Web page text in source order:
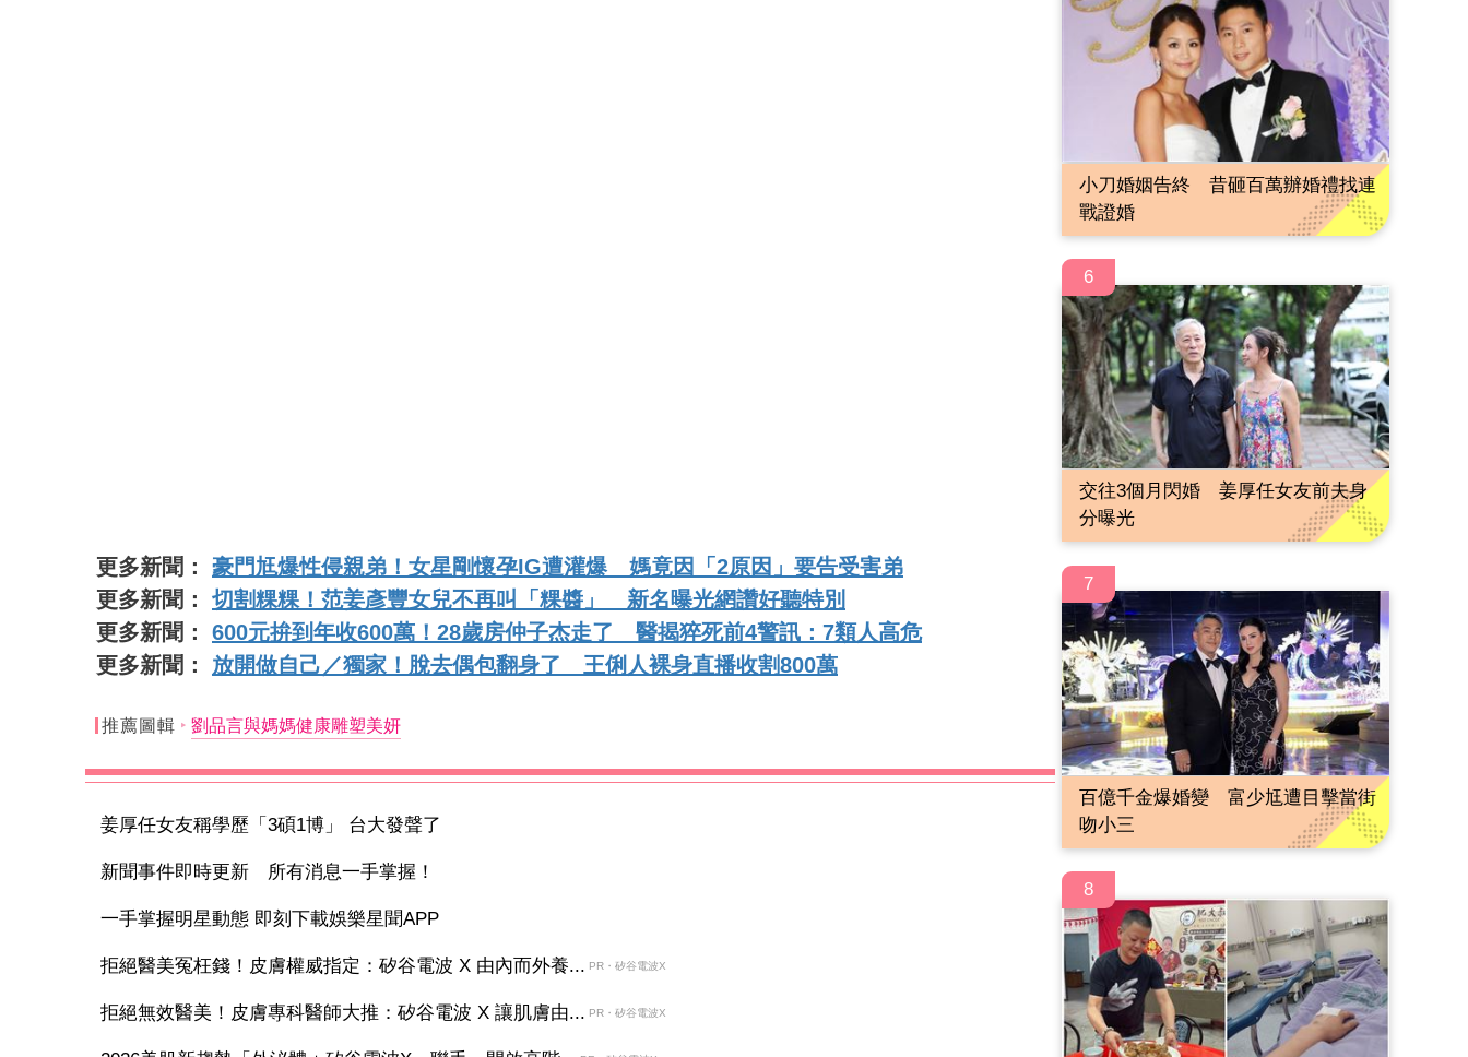
更多新聞： 豪門尪爆性侵親弟！女星剛懷孕IG遭灌爆 媽竟因「2原因」要告受害弟
更多新聞： 切割粿粿！范姜彥豐女兒不再叫「粿醬」 新名曝光網讚好聽特別
更多新聞： 600元拚到年收600萬！28歲房仲子杰走了 醫揭猝死前4警訊：7類人高危
更多新聞： 放開做自己／獨家！脫去偶包翻身了 王俐人裸身直播收割800萬
推薦圖輯 劉品言與媽媽健康雕塑美妍
姜厚任女友稱學歷「3碩1博」 台大發聲了
新聞事件即時更新 所有消息一手掌握！
一手掌握明星動態 即刻下載娛樂星聞APP
拒絕醫美冤枉錢！皮膚權威指定：矽谷電波 X 由內而外養... PR・矽谷電波X
拒絕無效醫美！皮膚專科醫師大推：矽谷電波 X 讓肌膚由... PR・矽谷電波X
小刀婚姻告終 昔砸百萬辦婚禮找連
戰證婚
6
交往3個月閃婚 姜厚任女友前夫身
分曝光
7
百億千金爆婚變 富少尪遭目擊當街
吻小三
8